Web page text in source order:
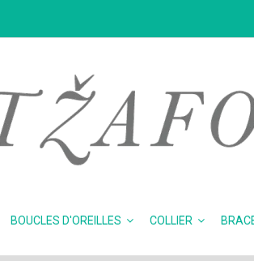
BOUCLES D'OREILLES COLLIER